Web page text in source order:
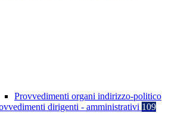
Provvedimenti organi indirizzo-politico
dirigenti - amministrativi 109